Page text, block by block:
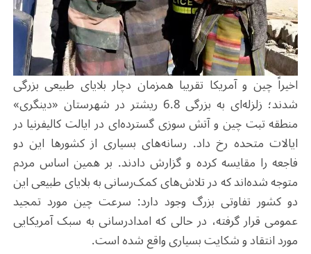
اخیراً چین و آمریکا تقریبا همزمان دچار بلایای طبیعی بزرگی
شدند؛ زلزله‌ای به بزرگی 6.8 ریشتر در شهرستان «دینگری»
منطقه تبت چین و آتش سوزی گسترده‌ای در ایالت کالیفرنیا در
ایالات متحده رخ داد. رسانه‌های بسیاری از کشورها این دو
فاجعه را مقایسه کرده و گزارش دادند. بر همین اساس مردم
متوجه شده‌اند که در تلاش‌های کمک‌رسانی به بلایای طبیعی این
دو کشور تفاوتی بزرگ وجود دارد: سرعت چین مورد تمجید
عمومی قرار گرفته، در حالی که امدادرسانی به سبک آمریکایی
مورد انتقاد و شکایت بسیاری واقع شده است.